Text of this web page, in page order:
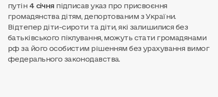
путін 4 січня підписав указ про присвоєння
громадянства дітям, депортованим з України.
Відтепер діти-сироти та діти, які залишилися без
батьківського піклування, можуть стати громадянами
рф за його особистим рішенням без урахування вимог
федерального законодавства.